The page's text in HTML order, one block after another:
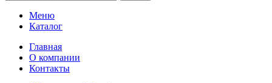
Меню
Каталог
Главная
О компании
Контакты